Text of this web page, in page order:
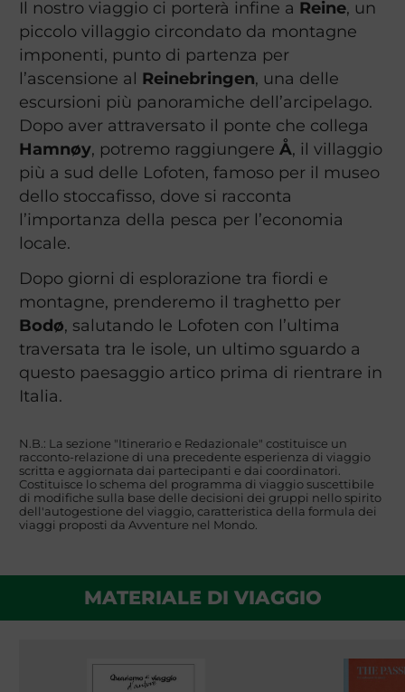
Il nostro viaggio ci porterà infine a Reine, un
piccolo villaggio circondato da montagne
imponenti, punto di partenza per
l’ascensione al Reinebringen, una delle
escursioni più panoramiche dell’arcipelago.
Dopo aver attraversato il ponte che collega
Hamnøy, potremo raggiungere Å, il villaggio
più a sud delle Lofoten, famoso per il museo
dello stoccafisso, dove si racconta
l’importanza della pesca per l’economia
locale.
Dopo giorni di esplorazione tra fiordi e
montagne, prenderemo il traghetto per
Bodø, salutando le Lofoten con l’ultima
traversata tra le isole, un ultimo sguardo a
questo paesaggio artico prima di rientrare in
Italia.
N.B.: La sezione "Itinerario e Redazionale" costituisce un
racconto-relazione di una precedente esperienza di viaggio
scritta e aggiornata dai partecipanti e dai coordinatori.
Costituisce lo schema del programma di viaggio suscettibile
di modifiche sulla base delle decisioni dei gruppi nello spirito
dell'autogestione del viaggio, caratteristica della formula dei
viaggi proposti da Avventure nel Mondo.
MATERIALE DI VIAGGIO